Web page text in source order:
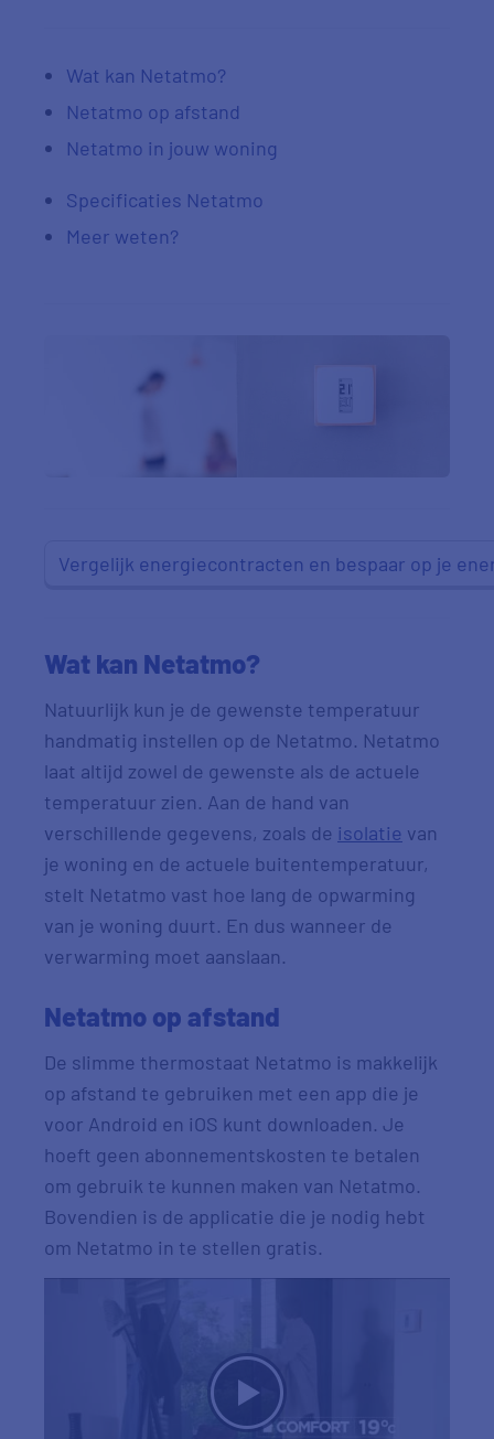
Wat kan Netatmo?
Netatmo op afstand
Netatmo in jouw woning
Specificaties Netatmo
Meer weten?
Vergelijk energiecontracten en bespaar op je
Wat kan Netatmo?
Natuurlijk kun je de gewenste temperatuur
handmatig instellen op de Netatmo. Netatmo
laat altijd zowel de gewenste als de actuele
temperatuur zien. Aan de hand van
verschillende gegevens, zoals de isolatie van
je woning en de actuele buitentemperatuur,
stelt Netatmo vast hoe lang de opwarming
van je woning duurt. En dus wanneer de
verwarming moet aanslaan.
Netatmo op afstand
De slimme thermostaat Netatmo is makkelijk
op afstand te gebruiken met een app die je
voor Android en iOS kunt downloaden. Je
hoeft geen abonnementskosten te betalen
om gebruik te kunnen maken van Netatmo.
Bovendien is de applicatie die je nodig hebt
om Netatmo in te stellen gratis.